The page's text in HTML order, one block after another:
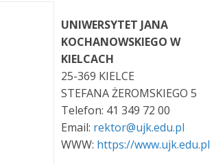
UNIWERSYTET JANA
KOCHANOWSKIEGO W
KIELCACH
25-369 KIELCE
STEFANA ŻEROMSKIEGO 5
Telefon: 41 349 72 00
Email: rektor@ujk.edu.pl
WWW: https://www.ujk.edu.pl